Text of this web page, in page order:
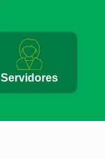
Servidores